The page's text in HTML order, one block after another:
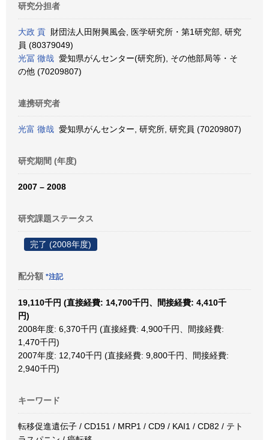
研究分担者
大政 貢 財団法人田附興風会, 医学研究所・第1研究部, 研究
員 (80379049)
光冨 徹哉 愛知県がんセンター(研究所), その他部局等・そ
の他 (70209807)
連携研究者
光富 徹哉 愛知県がんセンター, 研究所, 研究員 (70209807)
研究期間 (年度)
2007 – 2008
研究課題ステータス
完了 (2008年度)
配分額 *注記
19,110千円 (直接経費: 14,700千円、間接経費: 4,410千
円)
2008年度: 6,370千円 (直接経費: 4,900千円、間接経費:
1,470千円)
2007年度: 12,740千円 (直接経費: 9,800千円、間接経費:
2,940千円)
キーワード
転移促進遺伝子 / CD151 / MRP1 / CD9 / KAI1 / CD82 / テト